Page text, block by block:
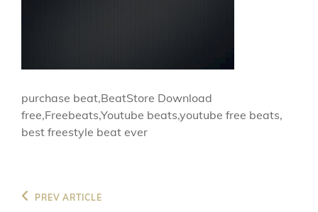
purchase beat,BeatStore Download
free,Freebeats,Youtube beats,youtube free beats,
best freestyle beat ever
Beitragsnavigation
Previous
PREV ARTICLE